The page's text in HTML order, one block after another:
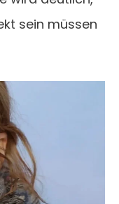
sein müssen